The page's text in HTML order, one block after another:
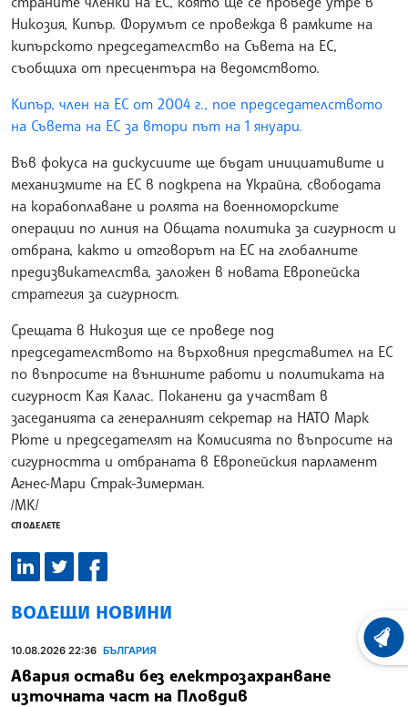
Никозия, Кипър. Форумът се провежда в рамките на
кипърското председателство на Съвета на ЕС,
съобщиха от пресцентъра на ведомството.
Кипър, член на ЕС от 2004 г., пое председателството
на Съвета на ЕС за втори път на 1 януари.
Във фокуса на дискусиите ще бъдат инициативите и
механизмите на ЕС в подкрепа на Украйна, свободата
на корабоплаване и ролята на военноморските
операции по линия на Общата политика за сигурност и
отбрана, както и отговорът на ЕС на глобалните
предизвикателства, заложен в новата Европейска
стратегия за сигурност.
Срещата в Никозия ще се проведе под
председателството на върховния представител на ЕС
по въпросите на външните работи и политиката на
сигурност Кая Калас. Поканени да участват в
заседанията са генералният секретар на НАТО Марк
Рюте и председателят на Комисията по въпросите на
сигурността и отбраната в Европейския парламент
Агнес-Мари Страк-Зимерман.
/МК/
СПОДЕЛЕТЕ
ВОДЕЩИ НОВИНИ
10.08.2026 22:36 БЪЛГАРИЯ
Авария остави без електрозахранване
източната част на Пловдив